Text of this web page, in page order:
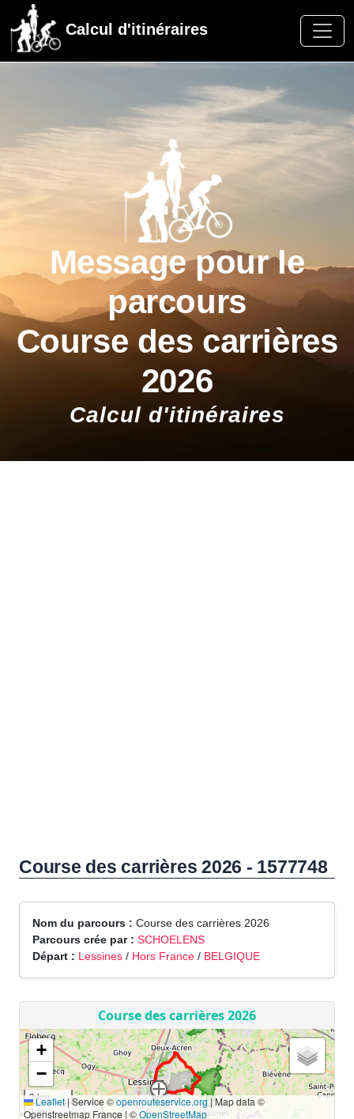
Calcul d'itinéraires
Message pour le
parcours
Course des carrières
2026
Calcul d'itinéraires
Course des carrières 2026 - 1577748
Nom du parcours : Course des carrières 2026
Parcours crée par : SCHOELENS
Départ : Lessines / Hors France / BELGIQUE